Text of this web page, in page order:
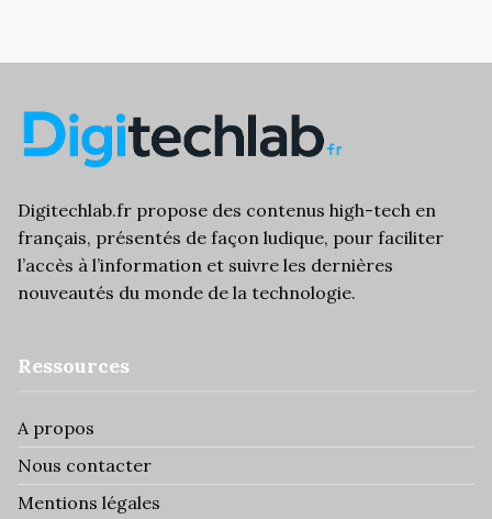
Digitechlab.fr propose des contenus high-tech en
français, présentés de façon ludique, pour faciliter
l’accès à l’information et suivre les dernières
nouveautés du monde de la technologie.
Ressources
A propos
Nous contacter
Mentions légales